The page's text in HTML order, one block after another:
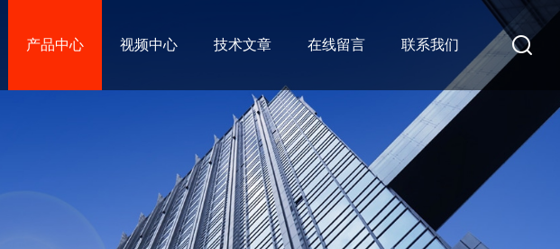
产品中心 视频中心 技术文章 在线留言 联系我们